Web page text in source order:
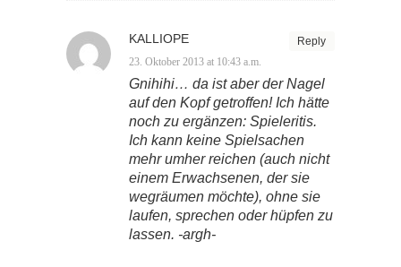
Reply
KALLIOPE
23. Oktober 2013 at 10:43 a.m.
Gnihihi… da ist aber der Nagel
auf den Kopf getroffen! Ich hätte
noch zu ergänzen: Spieleritis.
Ich kann keine Spielsachen
mehr umher reichen (auch nicht
einem Erwachsenen, der sie
wegräumen möchte), ohne sie
laufen, sprechen oder hüpfen zu
lassen. -argh-